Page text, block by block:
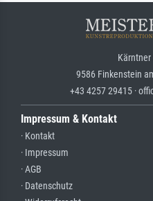
Kärntner
9586 Finkenstein
+43 4257 29415 ·
Impressum & Kontakt
· Kontakt
· Impressum
· AGB
· Datenschutz